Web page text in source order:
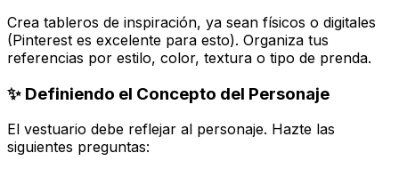
Crea tableros de inspiración, ya sean físicos o digitales
(Pinterest es excelente para esto). Organiza tus
referencias por estilo, color, textura o tipo de prenda.
✨ Definiendo el Concepto del Personaje
El vestuario debe reflejar al personaje. Hazte las
siguientes preguntas: